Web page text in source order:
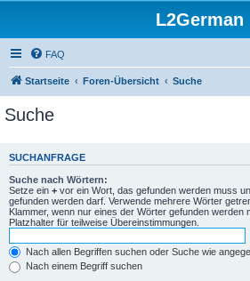
L2German
FAQ
Startseite Foren-Übersicht Suche
Suche
SUCHANFRAGE
Suche nach Wörtern:
Setze ein + vor ein Wort, das gefunden werden muss
gefunden werden darf. Verwende mehrere Wörter
Klammer, wenn nur eines der Wörter gefunden werden
Platzhalter für teilweise Übereinstimmungen.
Nach allen Begriffen suchen oder Suche wie
Nach einem Begriff suchen